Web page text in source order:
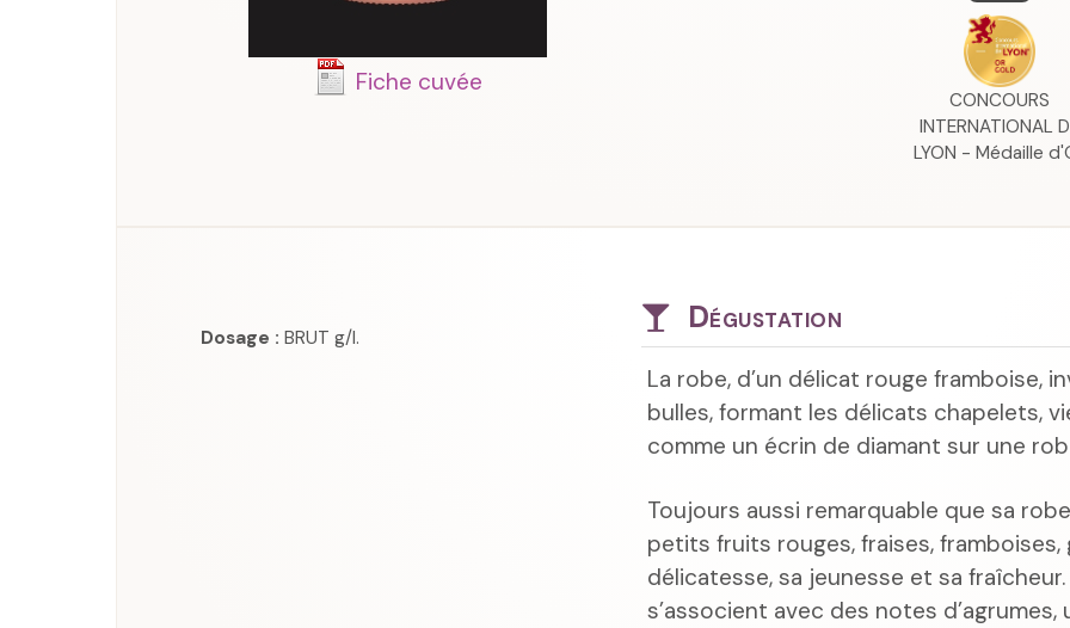
Fiche cuvée
CONCOURS
INTERNATIONAL
LYON - Médaille
Dosage : BRUT g/l.
Dégustation
La robe, d’un délicat rouge framboise,
bulles, formant les délicats chapelets,
comme un écrin de diamant sur une
Toujours aussi remarquable que sa
petits fruits rouges, fraises, framboises,
délicatesse, sa jeunesse et sa
s’associent avec des notes